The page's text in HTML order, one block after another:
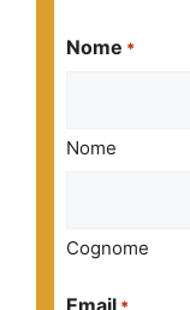
Nome *
Nome
Cognome